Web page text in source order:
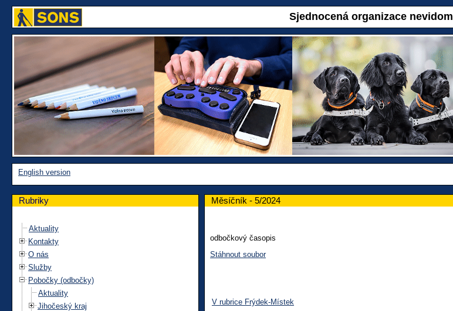
Sjednocená organizace
English version
Rubriky
Aktuality
Kontakty
O nás
Služby
Pobočky (odbočky)
Aktuality
Jihočeský kraj
Měsíčník - 5/2024
odbočkový časopis
Stáhnout soubor
V rubrice Frýdek-Místek